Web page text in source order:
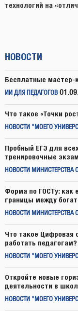
технологий на
НОВОСТИ
Бесплатные мастер-
ИИ ДЛЯ ПЕДАГОГОВ
Что такое «Точки
НОВОСТИ "МОЕГО
Пробный ЕГЭ для
тренировочные
НОВОСТИ МИНИСТЕРСТВА
Форма по ГОСТу: как
границы между
НОВОСТИ МИНИСТЕРСТВА
Что такое Цифровая
работать педагогам?
НОВОСТИ "МОЕГО
Откройте новые
деятельности в
НОВОСТИ "МОЕГО